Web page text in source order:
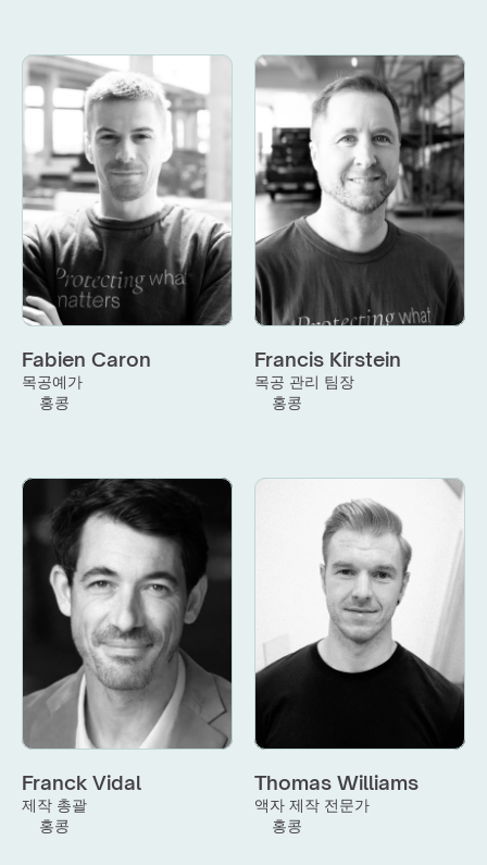
Fabien Caron
목공예가
홍콩
Francis Kirstein
목공 관리 팀장
홍콩
Franck Vidal
제작 총괄
홍콩
Thomas Williams
액자 제작 전문가
홍콩